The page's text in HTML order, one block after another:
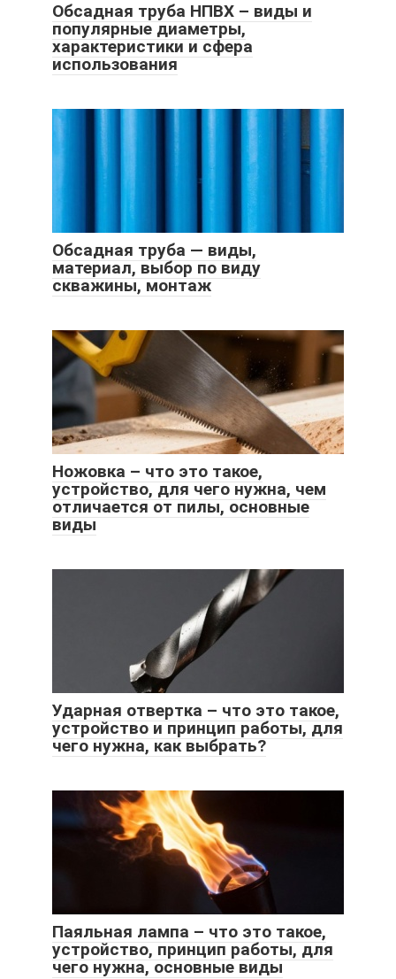
Обсадная труба НПВХ – виды и
популярные диаметры,
характеристики и сфера
использования
Обсадная труба — виды,
материал, выбор по виду
скважины, монтаж
Ножовка – что это такое,
устройство, для чего нужна, чем
отличается от пилы, основные
виды
Ударная отвертка – что это такое,
устройство и принцип работы, для
чего нужна, как выбрать?
Паяльная лампа – что это такое,
устройство, принцип работы, для
чего нужна, основные виды